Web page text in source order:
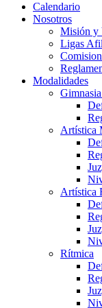
Calendario
Nosotros
Misión y
Ligas
Modalidades
Artística
Artística
Rítmica